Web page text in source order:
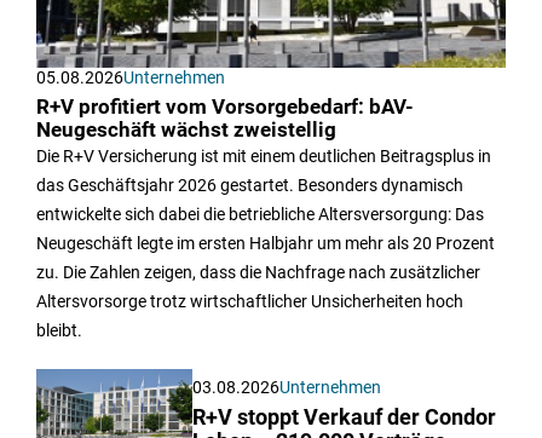
05.08.2026Unternehmen
R+V profitiert vom Vorsorgebedarf: bAV-
Neugeschäft wächst zweistellig
Die R+V Versicherung ist mit einem deutlichen Beitragsplus in
das Geschäftsjahr 2026 gestartet. Besonders dynamisch
entwickelte sich dabei die betriebliche Altersversorgung: Das
Neugeschäft legte im ersten Halbjahr um mehr als 20 Prozent
zu. Die Zahlen zeigen, dass die Nachfrage nach zusätzlicher
Altersvorsorge trotz wirtschaftlicher Unsicherheiten hoch
bleibt.
03.08.2026Unternehmen
R+V stoppt Verkauf der Condor